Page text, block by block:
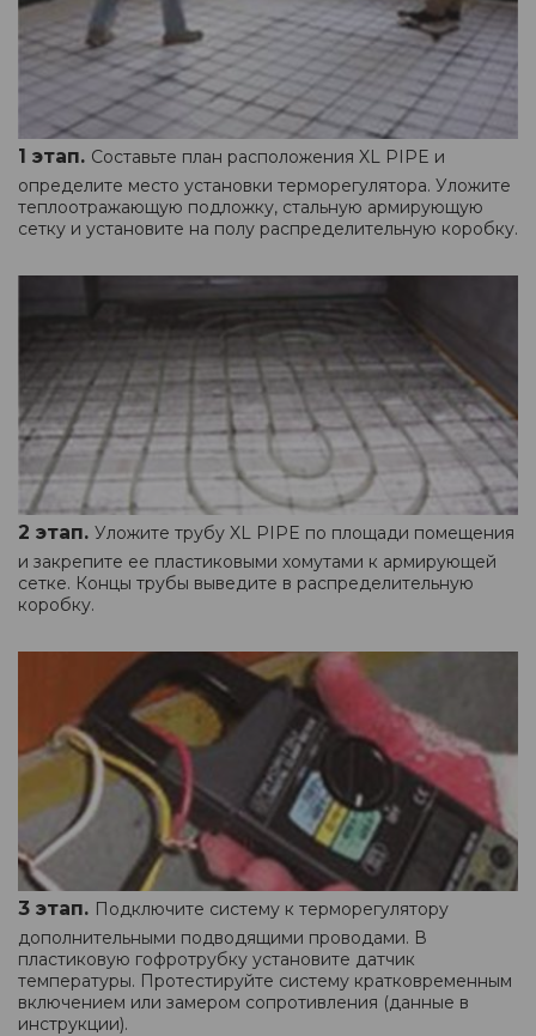
1 этап. Составьте план расположения XL PIPE и
определите место установки терморегулятора. Уложите
теплоотражающую подложку, стальную армирующую
сетку и установите на полу распределительную коробку.
2 этап. Уложите трубу XL PIPE по площади помещения
и закрепите ее пластиковыми хомутами к армирующей
сетке. Концы трубы выведите в распределительную
коробку.
3 этап. Подключите систему к терморегулятору
дополнительными подводящими проводами. В
пластиковую гофротрубку установите датчик
температуры. Протестируйте систему кратковременным
включением или замером сопротивления (данные в
инструкции).